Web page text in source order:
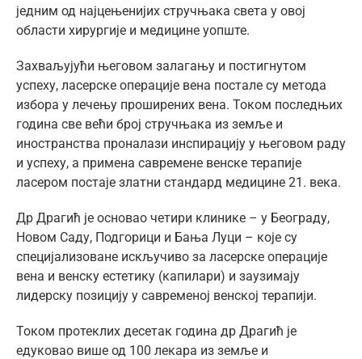
једним од најцењенијих стручњака света у овој
области хирургије и медицине уопште.
Захваљујући његовом залагању и постигнутом
успеху, ласерске операције вена постале су метода
избора у лечењу проширених вена. Током последњих
година све већи број стручњака из земље и
иностранства проналази инспирацију у његовом раду
и успеху, а примена савремене венске терапије
ласером постаје златни стандард медицине 21. века.
Др Драгић је основао четири клинике – у Београду,
Новом Саду, Подгорици и Бања Луци – које су
специјализоване искључиво за ласерске операције
вена и венску естетику (капилари) и заузимају
лидерску позицију у савременој венској терапији.
Током протеклих десетак година др Драгић је
едуковао више од 100 лекара из земље и